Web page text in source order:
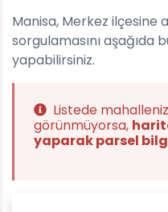
Manisa, Merkez ilçesine
sorgulamasını aşağıda
yapabilirsiniz.
Listede
görünmüyorsa,
yaparak parsel